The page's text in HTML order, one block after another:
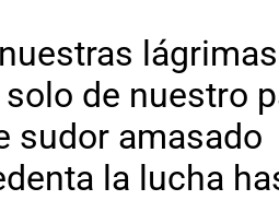
de nuestro
sudor amasado
la lucha